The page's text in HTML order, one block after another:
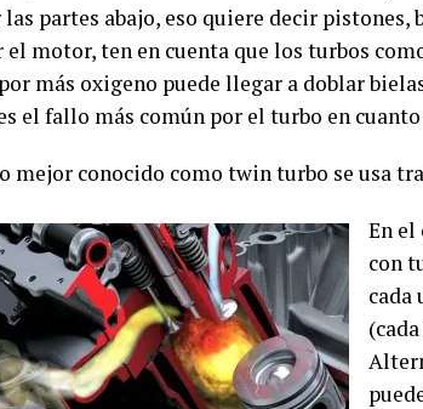
partes abajo, eso quiere decir pistones,
motor, ten en cuenta que los turbos
más oxigeno puede llegar a doblar
el fallo más común por el turbo en
mejor conocido como twin turbo se usa
En el
con
cada